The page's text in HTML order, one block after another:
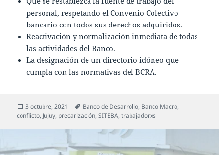
personal, respetando el Convenio Colectivo
bancario con todos sus derechos adquiridos.
Reactivación y normalización inmediata de todas
las actividades del Banco.
La designación de un directorio idóneo que
cumpla con las normativas del BCRA.
Publicado
el
3 octubre, 2021 Etiquetas
Banco de Desarrollo, Banco Macro,
conflicto, Jujuy, precarización,SITEBA,trabajadorxs